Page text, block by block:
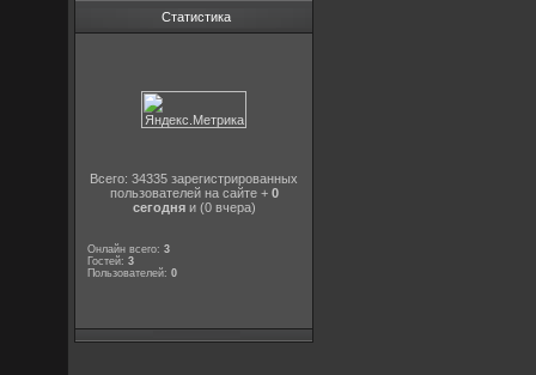
Статистика
Всего: 34335 зарегистрированных
пользователей на сайте + 0
сегодняи (0 вчера)
Онлайн всего:3
Гостей:3
Пользователей:0